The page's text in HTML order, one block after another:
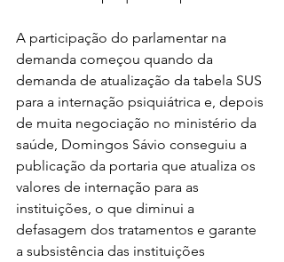
A participação do parlamentar na
demanda começou quando da
demanda de atualização da tabela SUS
para a internação psiquiátrica e, depois
de muita negociação no ministério da
saúde, Domingos Sávio conseguiu a
publicação da portaria que atualiza os
valores de internação para as
instituições, o que diminui a
defasagem dos tratamentos e garante
a subsistência das instituições